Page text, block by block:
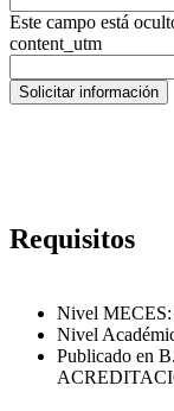
Este campo está
content_utm
Requisitos
Nivel
Nivel
Publicado en